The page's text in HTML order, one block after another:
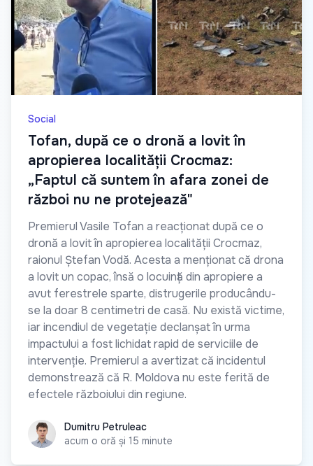
Social
Tofan, după ce o dronă a lovit în
apropierea localității Crocmaz:
„Faptul că suntem în afara zonei de
război nu ne protejează"
Premierul Vasile Tofan a reacționat după ce o
dronă a lovit în apropierea localității Crocmaz,
raionul Ștefan Vodă. Acesta a menționat că drona
a lovit un copac, însă o locuință din apropiere a
avut ferestrele sparte, distrugerile producându-
se la doar 8 centimetri de casă. Nu există victime,
iar incendiul de vegetație declanșat în urma
impactului a fost lichidat rapid de serviciile de
intervenție. Premierul a avertizat că incidentul
demonstrează că R. Moldova nu este ferită de
efectele războiului din regiune.
Dumitru Petruleac
Dumitru Petruleac
acum o oră și 15 minute